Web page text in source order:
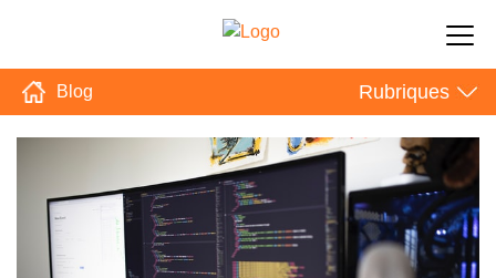
Blog Rubriques